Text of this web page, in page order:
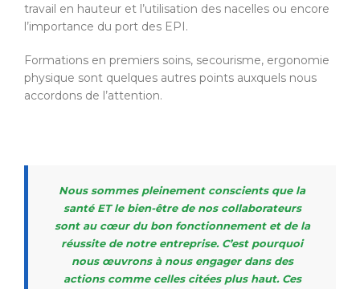
travail en hauteur et l’utilisation des nacelles ou encore
l’importance du port des EPI.
Formations en premiers soins, secourisme, ergonomie
physique sont quelques autres points auxquels nous
accordons de l’attention.
Nous sommes pleinement conscients que la
santé ET le bien-être de nos collaborateurs
sont au cœur du bon fonctionnement et de la
réussite de notre entreprise. C’est pourquoi
nous œuvrons à nous engager dans des
actions comme celles citées plus haut. Ces